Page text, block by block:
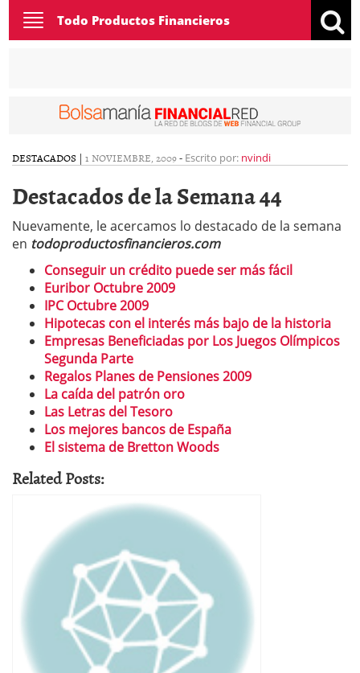
Toggle
navigation
Todo Productos Financieros
DESTACADOS | 1 NOVIEMBRE, 2009- Escrito por: nvindi
Destacados de la Semana 44
Nuevamente, le acercamos lo destacado de la semana
en todoproductosfinancieros.com
Conseguir un crédito puede ser más fácil
Euribor Octubre 2009
IPC Octubre 2009
Hipotecas con el interés más bajo de la historia
Empresas Beneficiadas por Los Juegos Olímpicos
Segunda Parte
Regalos Planes de Pensiones 2009
La caída del patrón oro
Las Letras del Tesoro
Los mejores bancos de España
El sistema de Bretton Woods
Related Posts: